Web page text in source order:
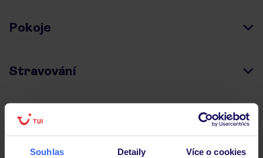
Souhlas Detaily Více o cookies
Pokoje
Stravování
Důležité informace